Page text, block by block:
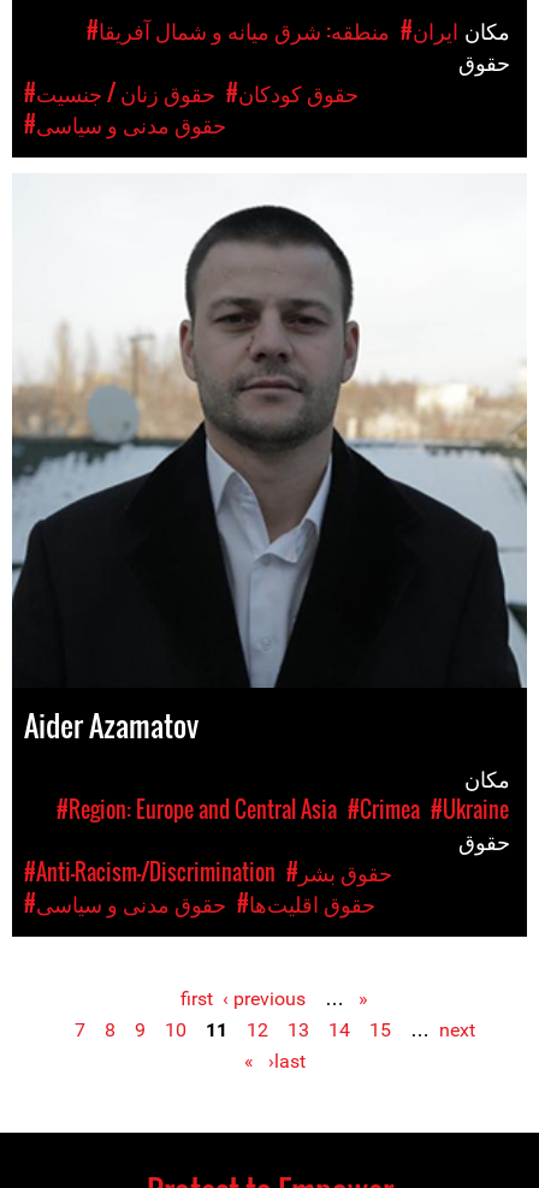
#منطقه: شرق میانه و شمال آفریقا
#ایران
#حقوق زنان / جنسیت
#حقوق کودکان
#حقوق مدنی و سیاسی
Aider Azamatov
#Region: Europe and Central Asia #Crimea #Ukraine
#Anti-Racism-/Discrimination
#حقوق بشر
#حقوق مدنی و سیاسی
#حقوق اقلیت‌ها
Pages
« first
‹ previous
…
7
8 9 10 11 12 13 14 15 … next
›last »